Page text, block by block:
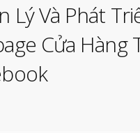
Lý Và Phát
Cửa Hàng